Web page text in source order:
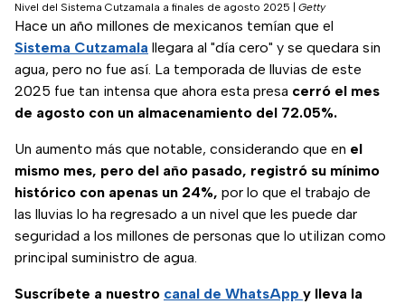
Nivel del Sistema Cutzamala a finales de agosto 2025 Getty
Hace un año millones de mexicanos temían que el
Sistema Cutzamala llegara al "día cero" y se quedara sin
agua, pero no fue así. La temporada de lluvias de este
2025 fue tan intensa que ahora esta presa cerró el mes
de agosto con un almacenamiento del 72.05%.
Un aumento más que notable, considerando que en el
mismo mes, pero del año pasado, registró su mínimo
histórico con apenas un 24%, por lo que el trabajo de
las lluvias lo ha regresado a un nivel que les puede dar
seguridad a los millones de personas que lo utilizan como
principal suministro de agua.
Suscríbete a nuestro canal de WhatsApp y lleva la